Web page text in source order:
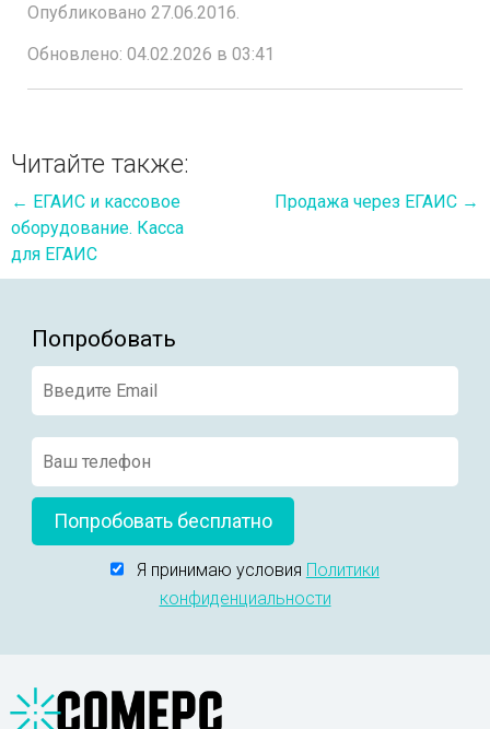
Опубликовано 27.06.2016.
Обновлено: 04.02.2026 в 03:41
Читайте также:
← ЕГАИС и кассовое
оборудование. Касса
для ЕГАИС
Продажа через ЕГАИС →
Попробовать
Попробовать бесплатно
Я принимаю условия Политики
конфиденциальности